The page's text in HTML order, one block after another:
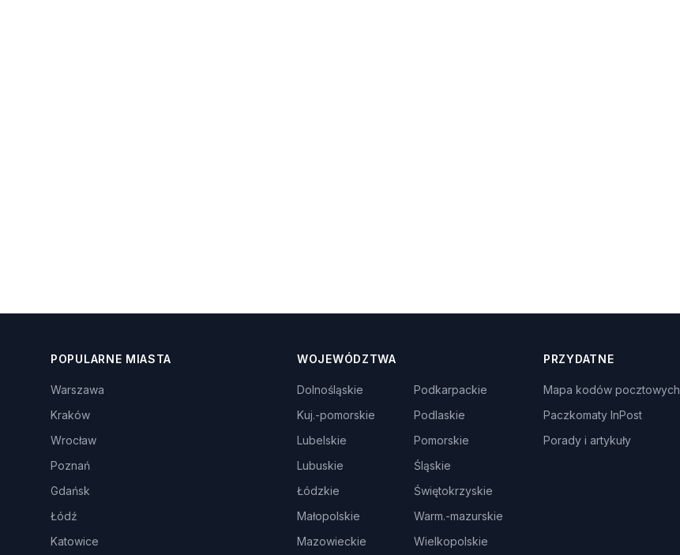
POPULARNE MIASTA
Warszawa
Kraków
Wrocław
Poznań
Gdańsk
Łódź
Katowice
WOJEWÓDZTWA
Dolnośląskie
Kuj.-pomorskie
Lubelskie
Lubuskie
Łódzkie
Małopolskie
Mazowieckie
Podkarpackie
Podlaskie
Pomorskie
Śląskie
Świętokrzyskie
Warm.-mazurskie
Wielkopolskie
PRZYDATNE
Mapa kodów pocztowych
Paczkomaty InPost
Porady i artykuły